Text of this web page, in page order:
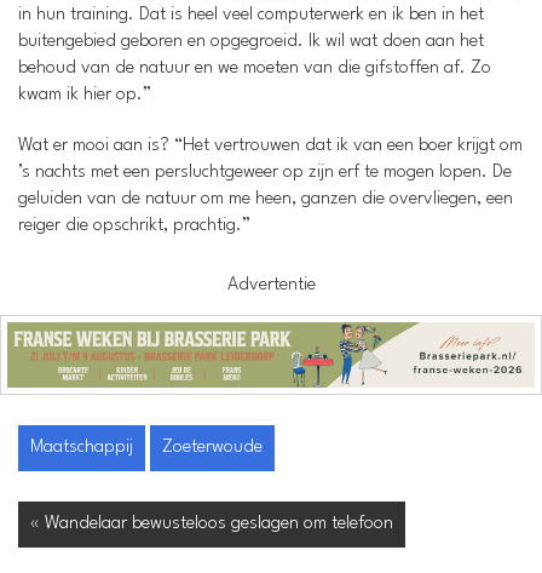
in hun training. Dat is heel veel computerwerk en ik ben in het
buitengebied geboren en opgegroeid. Ik wil wat doen aan het
behoud van de natuur en we moeten van die gifstoffen af. Zo
kwam ik hier op.”
Wat er mooi aan is? “Het vertrouwen dat ik van een boer krijgt om
’s nachts met een persluchtgeweer op zijn erf te mogen lopen. De
geluiden van de natuur om me heen, ganzen die overvliegen, een
reiger die opschrikt, prachtig.”
Advertentie
Maatschappij Zoeterwoude
« Wandelaar bewusteloos geslagen om telefoon